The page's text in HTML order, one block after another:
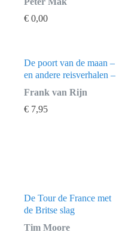
€ 0,00
De poort van de maan –
en andere reisverhalen –
Frank van Rijn
€ 7,95
De Tour de France met
de Britse slag
Tim Moore